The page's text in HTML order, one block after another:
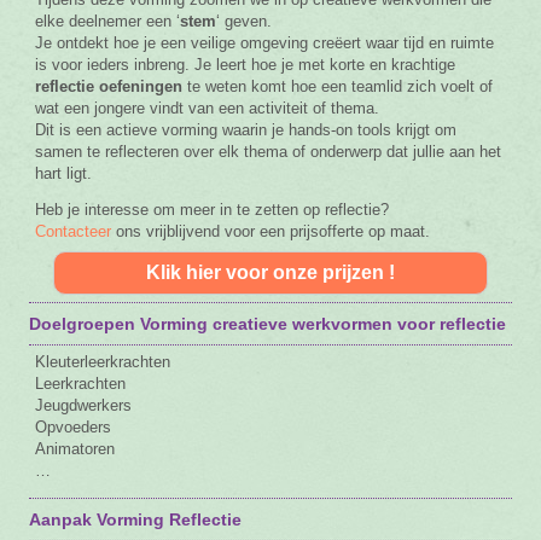
elke deelnemer een ‘stem‘ geven.
Je ontdekt hoe je een veilige omgeving creëert waar tijd en ruimte
is voor ieders inbreng. Je leert hoe je met korte en krachtige
reflectie oefeningen te weten komt hoe een teamlid zich voelt of
wat een jongere vindt van een activiteit of thema.
Dit is een actieve vorming waarin je hands-on tools krijgt om
samen te reflecteren over elk thema of onderwerp dat jullie aan het
hart ligt.
Heb je interesse om meer in te zetten op reflectie?
Contacteer ons vrijblijvend voor een prijsofferte op maat.
Klik hier voor onze prijzen !
Doelgroepen Vorming creatieve werkvormen voor reflectie
Kleuterleerkrachten
Leerkrachten
Jeugdwerkers
Opvoeders
Animatoren
…
Aanpak Vorming Reflectie